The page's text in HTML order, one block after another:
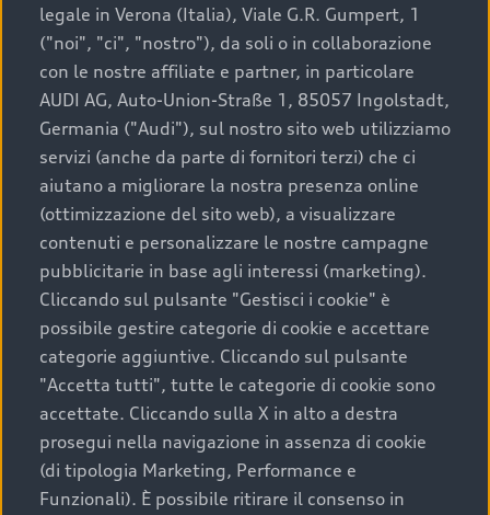
A breve verrai ricontattato dal Customer Care
Audi Center o direttamente dal Concessionario
che ti supporterà per finalizzare la tua richiesta.
La qualità di acquistare
un’auto usata Audi
Scegliere un’auto usata è una decisione che coniuga
convenienza, affidabilità e sostenibilità. Per fare un
acquisto sicuro, è essenziale considerare aspetti
determinanti come la garanzia inclusa e l’affidabilità del
marchio. Audi offre l’auto usata perfetta tramite Audi
Prima Scelta :plus
legale in Verona (Italia), Viale G.R. Gumpert, 1
("noi", "ci", "nostro"), da soli o in collaborazione
con le nostre affiliate e partner, in particolare
AUDI AG, Auto-Union-Straße 1, 85057 Ingolstadt,
Germania ("Audi"), sul nostro sito web utilizziamo
servizi (anche da parte di fornitori terzi) che ci
aiutano a migliorare la nostra presenza online
(ottimizzazione del sito web), a visualizzare
contenuti e personalizzare le nostre campagne
pubblicitarie in base agli interessi (marketing).
Cliccando sul pulsante "Gestisci i cookie" è
possibile gestire categorie di cookie e accettare
categorie aggiuntive. Cliccando sul pulsante
"Accetta tutti", tutte le categorie di cookie sono
accettate. Cliccando sulla X in alto a destra
prosegui nella navigazione in assenza di cookie
(di tipologia Marketing, Performance e
Funzionali). È possibile ritirare il consenso in